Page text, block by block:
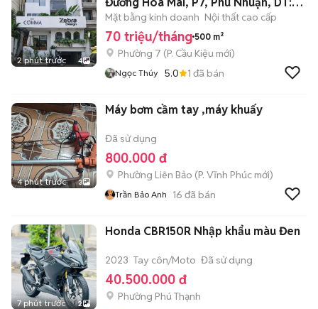
2 phút trước 4
8x20m
Mặt bằng kinh doanh Nội thất cao cấp
70 triệu/tháng 500 m²
Phường 7 (P. Cầu Kiệu mới)
Ngọc Thúy 5.0 1 đã bán
4 phút trước 3
Máy bơm cầm tay ,máy khuấy
Đã sử dụng
800.000 đ
Phường Liên Bảo (P. Vĩnh Phúc mới)
Trần Bảo Anh 16 đã bán
7 phút trước 2
Honda CBR150R Nhập khẩu màu Đen
2023 Tay côn/Moto Đã sử dụng
40.500.000 đ
Phường Phú Thạnh